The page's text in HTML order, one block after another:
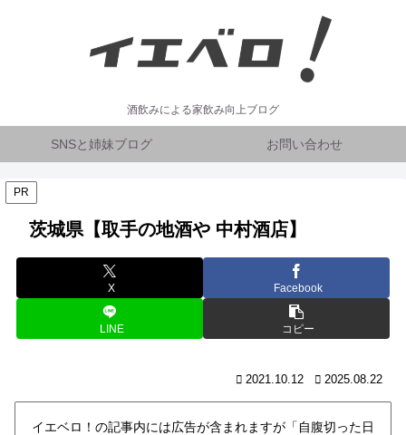
酒飲みによる家飲み向上ブログ
SNSと姉妹ブログ お問い合わせ
PR
茨城県【取手の地酒や 中村酒店】
X Facebook
LINE コピー
2021.10.12 2025.08.22
イエベロ！の記事内には広告が含まれますが「自腹切った日